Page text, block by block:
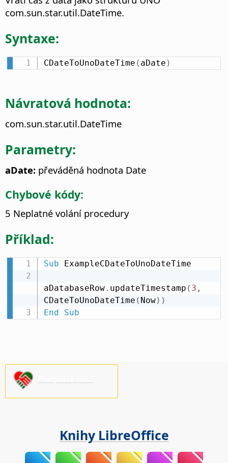
com.sun.star.util.DateTime.
Syntaxe:
CDateToUnoDateTime ( aDate )
Návratová hodnota:
com.sun.star.util.DateTime
Parametry:
aDate: převáděná hodnota Date
Chybové kódy:
5 Neplatné volání procedury
Příklad:
Sub ExampleCDateToUnoDateTime
aDatabaseRow. updateTimestamp ( 3 ,
CDateToUnoDateTime ( Now) )
End
Sub
Knihy LibreOffice